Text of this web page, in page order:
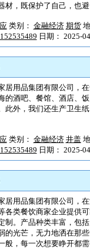
材，既保护了自己，也
类别： 金融经济 期货
日期： 2025-
居用品集团有限公司，
的酒吧、餐馆、酒店、
此外，我们还生产卫生
类别： 金融经济 井盖
日期： 2025-
居用品集团有限公司，
各类餐饮商家企业提供
制。产品种类丰富，包
的光芒，无力地洒在那
般，每一次想要睁开都